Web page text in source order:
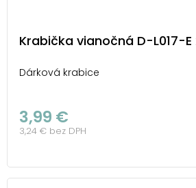
Krabička vianočná D-L017-E
Dárková krabice
3,99 €
3,24 € bez DPH